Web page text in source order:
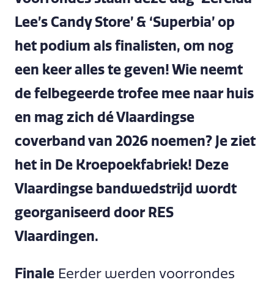
Lee’s Candy Store’ & ‘Superbia’ op
het podium als finalisten, om nog
een keer alles te geven! Wie neemt
de felbegeerde trofee mee naar huis
en mag zich dé Vlaardingse
coverband van 2026 noemen? Je ziet
het in De Kroepoekfabriek! Deze
Vlaardingse bandwedstrijd wordt
georganiseerd door RES
Vlaardingen.
Finale Eerder werden voorrondes